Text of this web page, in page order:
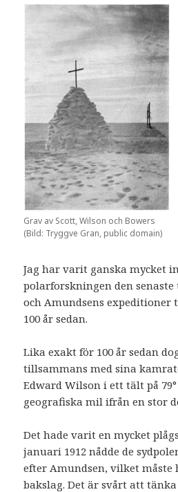
Grav av Scott, Wilson och Bowers
(Bild: Tryggve Gran, public domain)
Jag har varit ganska mycket
polarforskningen den senaste
och Amundsens expeditioner
100 år sedan.
Lika exakt för 100 år sedan
tillsammans med sina
Edward Wilson i ett tält på 79°
geografiska mil ifrån en stor
Det hade varit en mycket
januari 1912 nådde de
efter Amundsen, vilket
bakslag. Det är svårt att